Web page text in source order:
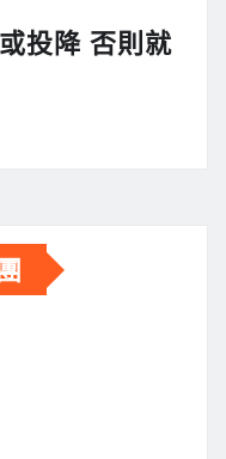
投降 否則就